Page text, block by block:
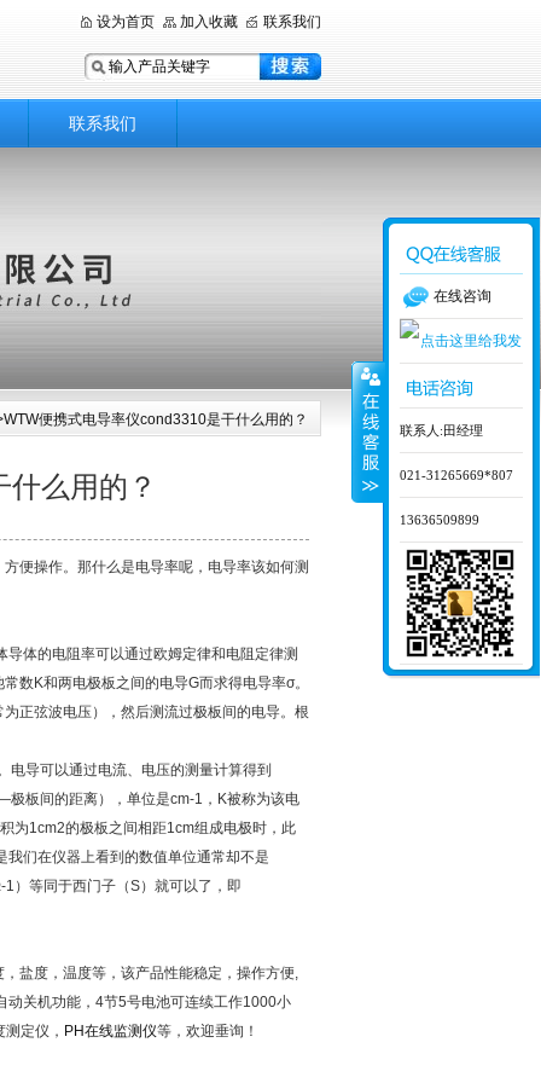
设为首页 加入收藏 联系我们
联系我们
便携式电导率仪cond3310是干什么用的？
什么用的？
便操作。那什么是电导率呢，电导率该如何测
体的电阻率可以通过欧姆定律和电阻定律测
常数K和两电极板之间的电导G而求得电导率σ。
正弦波电压），然后测流过极板间的电导。根
电导可以通过电流、电压的测量计算得到
极板间的距离），单位是cm-1 ， K被称为该电
为1cm2的极板之间相距1cm组成电极时，此
我们在仪器上看到的数值单位通常却不是
1 ）等同于西门子（S）就可以了，即
盐度，温度等，该产品性能稳定，操作方便,
动关机功能，4节5号电池可连续工作1000小
定仪， PH在线监测仪等，欢迎垂询！
在线咨询
联系人:田经理
021-31265669*807
13636509899